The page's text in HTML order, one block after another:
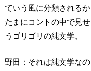
ていう風に分類される
たまにコントの中で見
うゴリゴリの純文学。
野田：それは純文学なの